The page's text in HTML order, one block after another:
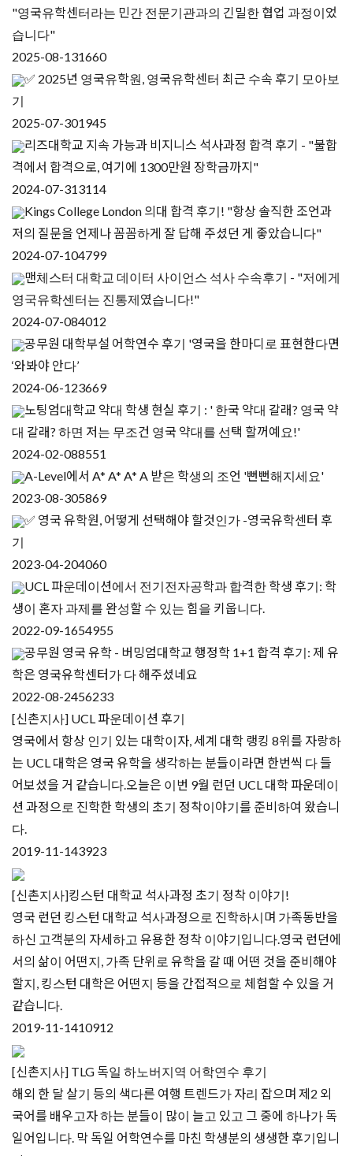
"영국유학센터라는 민간 전문기관과의 긴밀한 협업 과정이었
습니다"
2025-08-131660
✅ 2025년 영국유학원, 영국유학센터 최근 수속 후기 모아보
기
2025-07-301945
리즈대학교 지속 가능과 비지니스 석사과정 합격 후기 - "불합
격에서 합격으로, 여기에 1300만원 장학금까지"
2024-07-313114
Kings College London 의대 합격 후기! "항상 솔직한 조언과
저의 질문을 언제나 꼼꼼하게 잘 답해 주셨던 게 좋았습니다"
2024-07-104799
맨체스터 대학교 데이터 사이언스 석사 수속후기 - "저에게
영국유학센터는 진통제였습니다!"
2024-07-084012
공무원 대학부설 어학연수 후기 '영국을 한마디로 표현한다면
‘와봐야 안다’
2024-06-123669
노팅엄대학교 약대 학생 현실 후기 : ' 한국 약대 갈래? 영국 약
대 갈래? 하면 저는 무조건 영국 약대를 선택 할꺼예요!'
2024-02-088551
A-Level에서 A* A* A* A 받은 학생의 조언 '뻔뻔해지세요'
2023-08-305869
✅ 영국 유학원, 어떻게 선택해야 할것인가 -영국유학센터 후
기
2023-04-204060
UCL 파운데이션에서 전기전자공학과 합격한 학생 후기: 학
생이 혼자 과제를 완성할 수 있는 힘을 키웁니다.
2022-09-1654955
공무원 영국 유학 - 버밍엄대학교 행정학 1+1 합격 후기: 제 유
학은 영국유학센터가 다 해주셨네요
2022-08-2456233
[신촌지사] UCL 파운데이션 후기
영국에서 항상 인기 있는 대학이자, 세계 대학 랭킹 8위를 자랑하
는 UCL 대학은 영국 유학을 생각하는 분들이라면 한번씩 다 들
어보셨을 거 같습니다.오늘은 이번 9월 런던 UCL 대학 파운데이
션 과정으로 진학한 학생의 초기 정착이야기를 준비하여 왔습니
다.​
2019-11-143923
[신촌지사]킹스턴 대학교 석사과정 초기 정착 이야기!
영국 런던 킹스턴 대학교 석사과정으로 진학하시며 가족동반을
하신 고객분의 자세하고 유용한 정착 이야기입니다.영국 런던에
서의 삶이 어떤지, 가족 단위로 유학을 갈 때 어떤 것을 준비해야
할지, 킹스턴 대학은 어떤지 등을 간접적으로 체험할 수 있을 거
같습니다.
2019-11-1410912
[신촌지사] TLG 독일 하노버지역 어학연수 후기
해외 한 달 살기 등의 색다른 여행 트렌드가 자리 잡으며 제2 외
국어를 배우고자 하는 분들이 많이 늘고 있고 그 중에 하나가 독
일어입니다. 막 독일 어학연수를 마친 학생분의 생생한 후기입니